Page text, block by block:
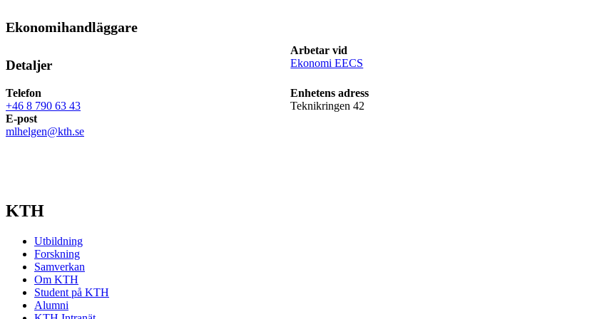
Ekonomihandläggare
Detaljer
Arbetar vid
Ekonomi EECS
Telefon
+46 8 790 63 43
Enhetens adress
Teknikringen 42
E-post
mlhelgen@kth.se
KTH
Utbildning
Forskning
Samverkan
Om KTH
Student på KTH
Alumni